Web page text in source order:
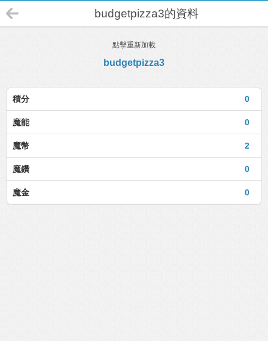
budgetpizza3的資料
點擊重新加載
budgetpizza3
0
積分
0
魔能
2
魔幣
0
魔鑽
0
魔金